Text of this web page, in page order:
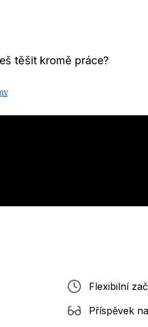
těšit kromě práce?
Flexibilní
Příspěvek